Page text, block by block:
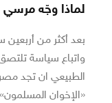
لماذا وجّه
بعد أكثر من
واتباع سياسة
الطبيعي ان تجد
«الإخوان